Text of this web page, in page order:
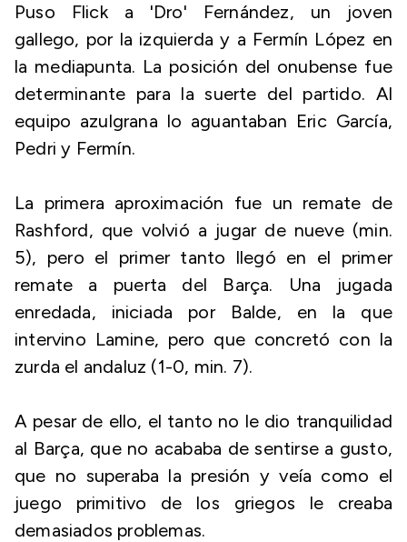
Puso Flick a 'Dro' Fernández, un joven
gallego, por la izquierda y a Fermín López en
la mediapunta. La posición del onubense fue
determinante para la suerte del partido. Al
equipo azulgrana lo aguantaban Eric García,
Pedri y Fermín.
La primera aproximación fue un remate de
Rashford, que volvió a jugar de nueve (min.
5), pero el primer tanto llegó en el primer
remate a puerta del Barça. Una jugada
enredada, iniciada por Balde, en la que
intervino Lamine, pero que concretó con la
zurda el andaluz (1-0, min. 7).
A pesar de ello, el tanto no le dio tranquilidad
al Barça, que no acababa de sentirse a gusto,
que no superaba la presión y veía como el
juego primitivo de los griegos le creaba
demasiados problemas.